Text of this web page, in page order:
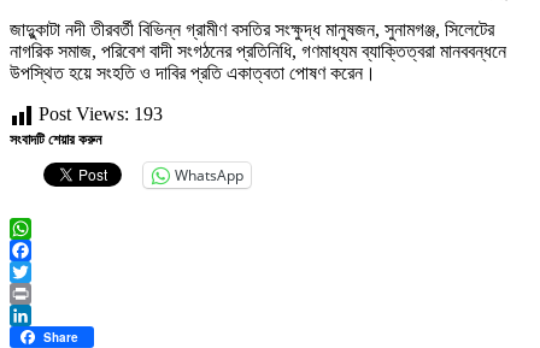
জাদুুকাটা নদী তীরবর্তী বিভিন্ন গ্রামীণ বসতির সংক্ষুদ্ধ মানুষজন, সুনামগঞ্জ, সিলেটের
নাগরিক সমাজ, পরিবেশ বাদী সংগঠনের প্রতিনিধি, গণমাধ্যম ব্যাক্তিত্বরা মানববন্ধনে
উপস্থিত হয়ে সংহতি ও দাবির প্রতি একাত্বতা পোষণ করেন।
Post Views: 193
সংবাদটি শেয়ার করুন
WhatsApp
WhatsApp
Facebook
Twitter
Print
LinkedIn
Share